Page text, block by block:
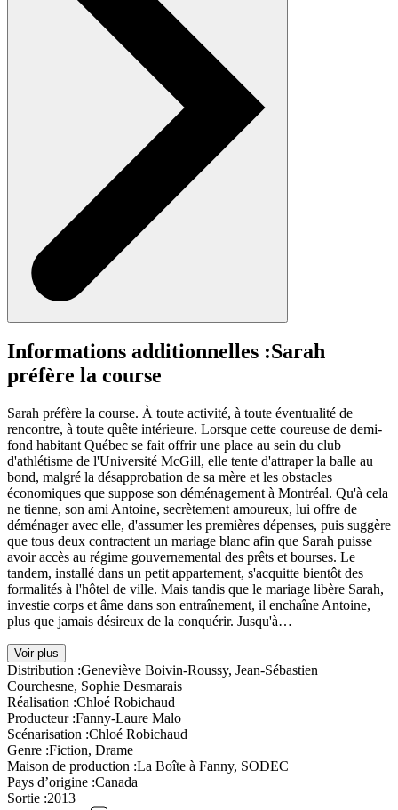
Informations additionnelles :Sarah
préfère la course
Sarah préfère la course. À toute activité, à toute éventualité de
rencontre, à toute quête intérieure. Lorsque cette coureuse de demi-
fond habitant Québec se fait offrir une place au sein du club
d'athlétisme de l'Université McGill, elle tente d'attraper la balle au
bond, malgré la désapprobation de sa mère et les obstacles
économiques que suppose son déménagement à Montréal. Qu'à cela
ne tienne, son ami Antoine, secrètement amoureux, lui offre de
déménager avec elle, d'assumer les premières dépenses, puis suggère
que tous deux contractent un mariage blanc afin que Sarah puisse
avoir accès au régime gouvernemental des prêts et bourses. Le
tandem, installé dans un petit appartement, s'acquitte bientôt des
formalités à l'hôtel de ville. Mais tandis que le mariage libère Sarah,
investie corps et âme dans son entraînement, il enchaîne Antoine,
plus que jamais désireux de la conquérir. Jusqu'à…
Voir plus
Distribution :Geneviève Boivin-Roussy, Jean-Sébastien
Courchesne, Sophie Desmarais
Réalisation :Chloé Robichaud
Producteur :Fanny-Laure Malo
Scénarisation :Chloé Robichaud
Genre :Fiction, Drame
Maison de production :La Boîte à Fanny, SODEC
Pays d’origine :Canada
Sortie :2013